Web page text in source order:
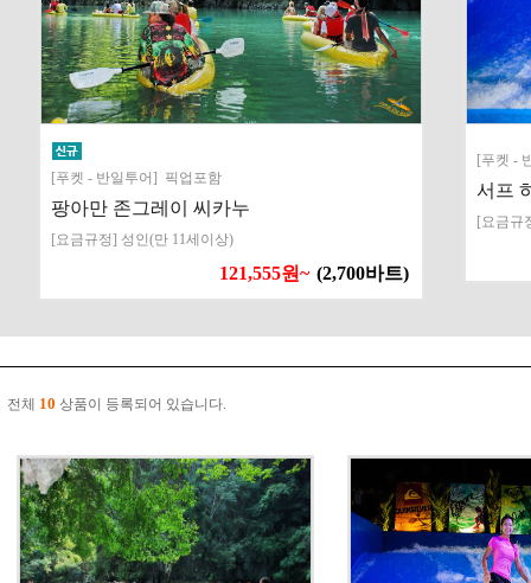
[푸켓 - 반일투어] 픽업포함
팡아만 존그레이 씨카누
[요금규정] 성인(만 11세이상)
121,555원~ (2,700바트)
[푸켓 -
서프
[요금규
전체 10 상품이 등록되어 있습니다.